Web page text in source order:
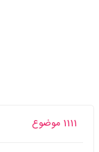
1111 موضوع